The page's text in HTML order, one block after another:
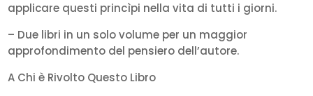
applicare questi princìpi nella vita di tutti i giorni.
– Due libri in un solo volume per un maggior
approfondimento del pensiero dell’autore.
A Chi è Rivolto Questo Libro